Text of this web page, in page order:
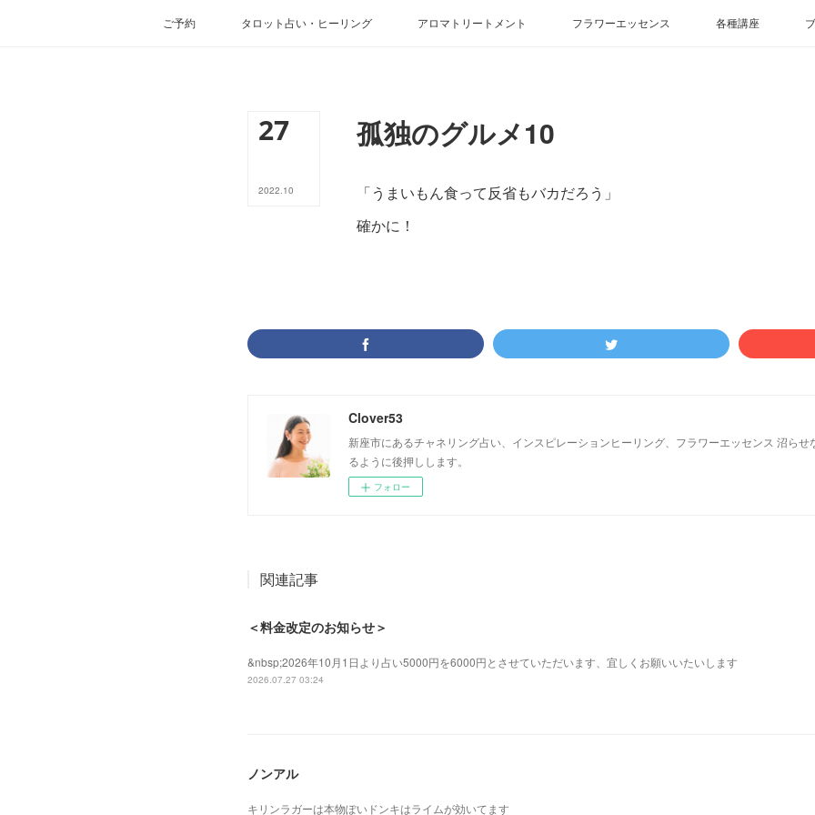
ご予約 タロット占い・ヒーリング アロマトリートメント フラワーエッセンス 各種講座
27
2022.10
孤独のグルメ10
「うまいもん食って反省もバカだろう」
確かに！
Clover53
新座市にあるチャネリング占い、インスピレーションヒーリング、フラワーエッセンス 沼ら
るように後押しします。
フォロー
関連記事
＜料金改定のお知らせ＞
&nbsp;2026年10月1日より占い5000円を6000円とさせていただいます、宜しくお願いいたいします
2026.07.27 03:24
ノンアル
キリンラガーは本物ぽいドンキはライムが効いてます